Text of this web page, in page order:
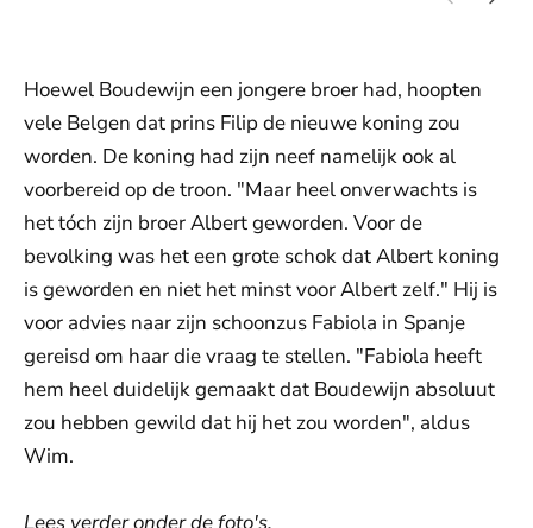
Hoewel Boudewijn een jongere broer had, hoopten
vele Belgen dat prins Filip de nieuwe koning zou
worden. De koning had zijn neef namelijk ook al
voorbereid op de troon. "Maar heel onverwachts is
het tóch zijn broer Albert geworden. Voor de
bevolking was het een grote schok dat Albert koning
is geworden en niet het minst voor Albert zelf." Hij is
voor advies naar zijn schoonzus Fabiola in Spanje
gereisd om haar die vraag te stellen. "Fabiola heeft
hem heel duidelijk gemaakt dat Boudewijn absoluut
zou hebben gewild dat hij het zou worden", aldus
Wim.